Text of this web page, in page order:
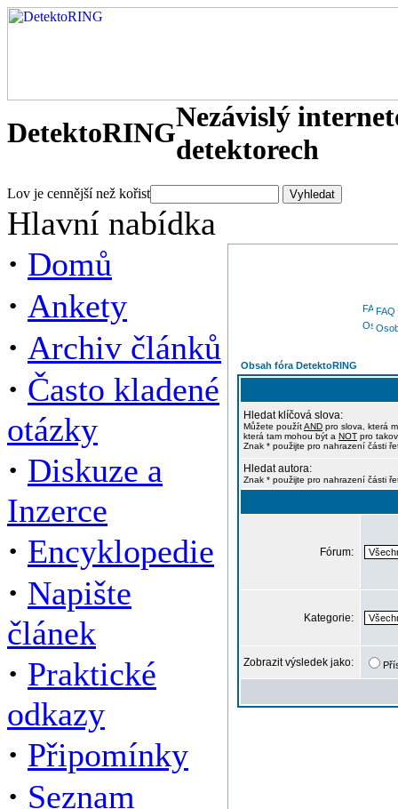
DetektoRINGNezávislý
detektorech
Lov je cennější než kořist
Hlavní nabídka
· Domů
· Ankety
· Archiv článků
· Často kladené
otázky
· Diskuze a
Inzerce
· Encyklopedie
· Napište
článek
· Praktické
odkazy
· Připomínky
· Seznam
FAQ
Obsah fóra DetektoRING
Hledat klíčová slova:
Můžete použítAND pro slova, která
která tam mohou být a NOT pro
Znak * použijte pro nahrazení části
Hledat autora:
Znak * použijte pro nahrazení části
Fórum:
Kategorie:
Zobrazit výsledek jako: